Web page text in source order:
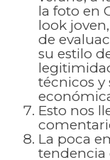
la foto en
look
de
su estilo
técnicos y
Esto nos
La poca
tendencia